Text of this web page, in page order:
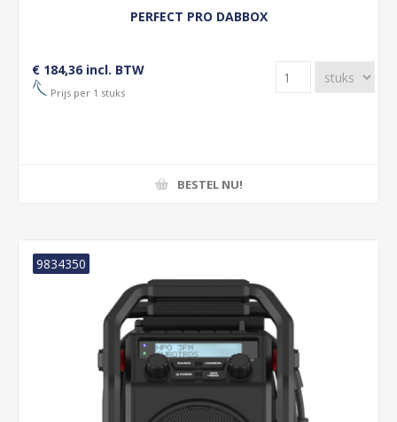
PERFECT PRO DABBOX
€ 184,36 incl. BTW
Prijs per 1 stuks
BESTEL NU!
9834350